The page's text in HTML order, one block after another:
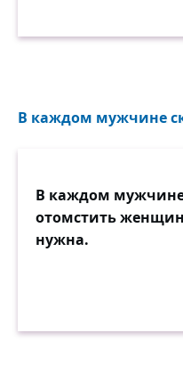
В каждом мужчине
В каждом
отомстить
нужна.